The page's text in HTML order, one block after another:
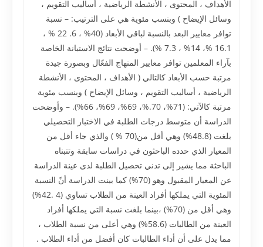
الأهداف ، المحتوى ، الأنشطة الرياضية ، أساليب التقويم ،
وسائل الإيضاح ) وبنسب مئوية هي على الترتيب: – نسبة
توافر معايير البعد بالنسبة لباقي الأبعاد (40% ، 6. 22 % ،
16.1 %، 14% ، 7.3 %). – أوضحت نتائج الاستبانة الخاصة
بآراء المعلمين توافر معايير المنهاج الفعًال وبصورة جيدة
مرتبة حسب الأبعاد كالتالي ( الأهداف ، المحتوى ، الأنشطة
الرياضية ، أساليب التقويم ، وسائل الإيضاح ) وبنسب مئوية
مرتبة كالآتي: (71%، 70.%، 69%، 69%، 66%). – وأوضحت
الدراسة أن متوسط درجات الطلبة في الاختبار التحصيلي
بلغت (48.8%) وهي أقل من(70 % ) والذي جاء أقل من
المعيار الذي حدده الباحثون في دراسات سابقة وتتبناه
الباحثة مما يشير إلى تدني تحصيل الطلبة لدى عينة الدراسة
عن المعيار المقبول وهو (70%) كما بينت الدراسة أنً النسبة
المئوية التي يملكها أفراد العينة من الطلاب تساوي (4 .42%)
وهي أقل من (70%) ،بينما بلغت نسبة التي يملكها أفراد
العينة من الطالبات (58.6%) وهي أعلى من نسبة الطلاب ،
مما يدل على أن أداء الطالبات كان أفضل من أداء الطلاب .